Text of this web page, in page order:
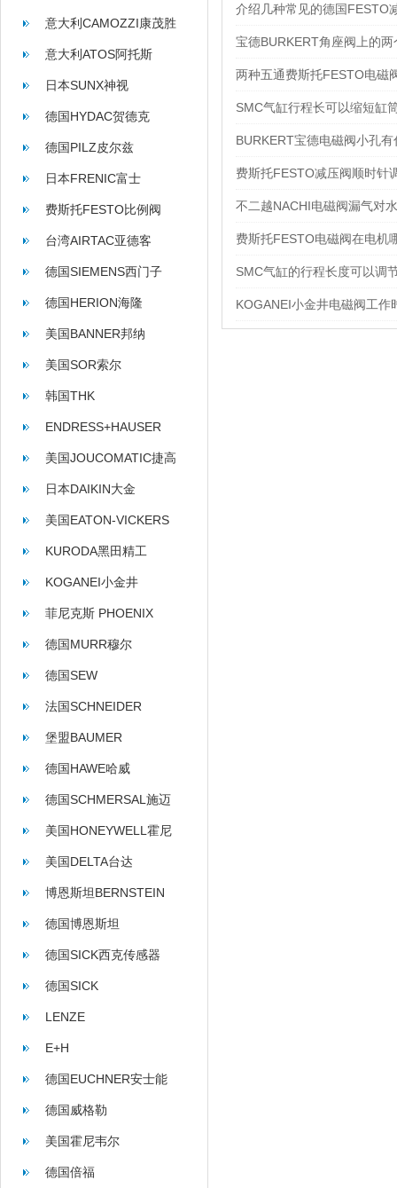
意大利CAMOZZI康茂胜
意大利ATOS阿托斯
日本SUNX神视
德国HYDAC贺德克
德国PILZ皮尔兹
日本FRENIC富士
费斯托FESTO比例阀
台湾AIRTAC亚德客
德国SIEMENS西门子
德国HERION海隆
美国BANNER邦纳
美国SOR索尔
韩国THK
ENDRESS+HAUSER
美国JOUCOMATIC捷高
日本DAIKIN大金
美国EATON-VICKERS
KURODA黑田精工
KOGANEI小金井
菲尼克斯 PHOENIX
CONTACT
德国MURR穆尔
德国SEW
法国SCHNEIDER
堡盟BAUMER
德国HAWE哈威
德国SCHMERSAL施迈
赛
美国HONEYWELL霍尼
韦尔
美国DELTA台达
博恩斯坦BERNSTEIN
德国博恩斯坦
BERNSTEIN
德国SICK西克传感器
德国SICK
LENZE
E+H
德国EUCHNER安士能
德国威格勒
美国霍尼韦尔
德国倍福
介绍几种常见的德国FESTO
宝德BURKERT角座阀上的
两种五通费斯托FESTO电磁
SMC气缸行程长可以缩短缸
BURKERT宝德电磁阀小孔有
费斯托FESTO减压阀顺时针
不二越NACHI电磁阀漏气对
费斯托FESTO电磁阀在电机
SMC气缸的行程长度可以调
KOGANEI小金井电磁阀工作